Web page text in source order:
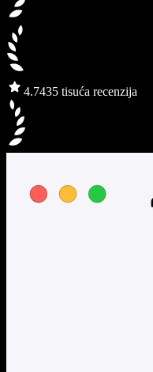
4.7435 tisuća recenzija